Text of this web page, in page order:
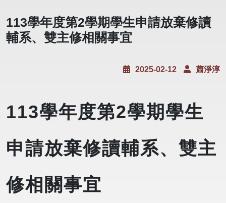
113學年度第2學期學生申請放棄修讀
輔系、雙主修相關事宜
2025-02-12 蕭淨淳
113學年度第2學期學生
申請放棄修讀輔系、雙主
修相關事宜